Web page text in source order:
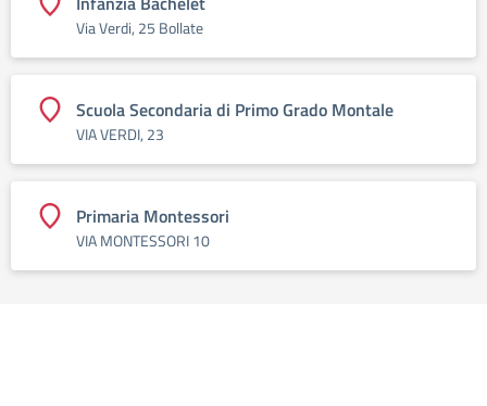
Via Verdi, 25 Bollate
Scuola Secondaria di Primo Grado Montale
VIA VERDI, 23
Primaria Montessori
VIA MONTESSORI 10